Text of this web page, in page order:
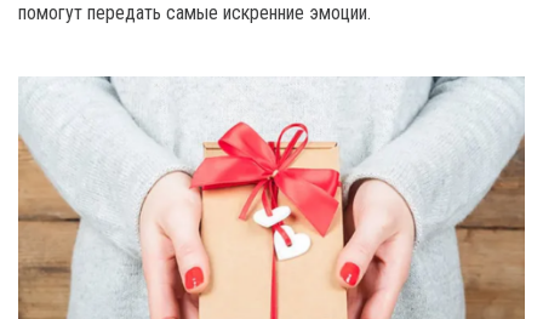
помогут передать самые искренние эмоции.